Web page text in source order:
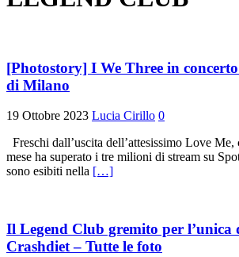
[Photostory] I We Three in
di Milano
19 Ottobre 2023 Lucia Cirillo 0
Freschi dall’uscita dell’attesissimo Love
mese ha superato i tre milioni di stream su
sono esibiti nella […]
Il Legend Club gremito per l’unica
Crashdiet – Tutte le foto